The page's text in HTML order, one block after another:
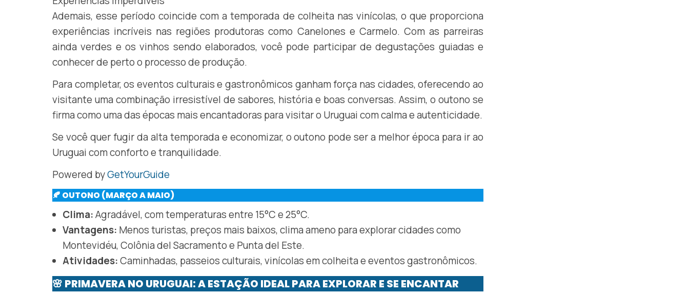
Ademais, esse período coincide com a temporada de colheita nas vinícolas, o que proporciona
experiências incríveis nas regiões produtoras como Canelones e Carmelo. Com as parreiras
ainda verdes e os vinhos sendo elaborados, você pode participar de degustações guiadas e
conhecer de perto o processo de produção.
Para completar, os eventos culturais e gastronômicos ganham força nas cidades, oferecendo ao
visitante uma combinação irresistível de sabores, história e boas conversas. Assim, o outono se
firma como uma das épocas mais encantadoras para visitar o Uruguai com calma e autenticidade.
Se você quer fugir da alta temporada e economizar, o outono pode ser a melhor época para ir ao
Uruguai com conforto e tranquilidade.
Powered byGetYourGuide
🍂 OUTONO (MARÇO A MAIO)
Clima:Agradável, com temperaturas entre 15°C e 25°C.
Vantagens: Menos turistas, preços mais baixos, clima ameno para explorar cidades como
Montevidéu, Colônia del Sacramento e Punta del Este.
Atividades:Caminhadas, passeios culturais, vinícolas em colheita e eventos gastronômicos.
🌸 PRIMAVERA NO URUGUAI: A ESTAÇÃO IDEAL PARA EXPLORAR E SE ENCANTAR